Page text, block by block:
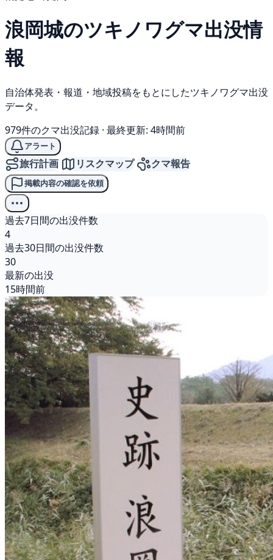
浪岡城のツキノワグマ出没情
報
自治体発表・報道・地域投稿をもとにしたツキノワグマ出没
データ。
979件のクマ出没記録 · 最終更新: 4時間前
アラート
旅行計画 リスクマップ クマ報告
掲載内容の確認を依頼
過去7日間の出没件数
4
過去30日間の出没件数
30
最新の出没
15時間前